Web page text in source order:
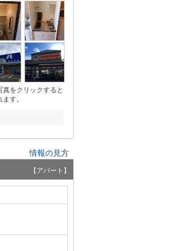
をクリックすると
す。
情報の見方
【アパート】